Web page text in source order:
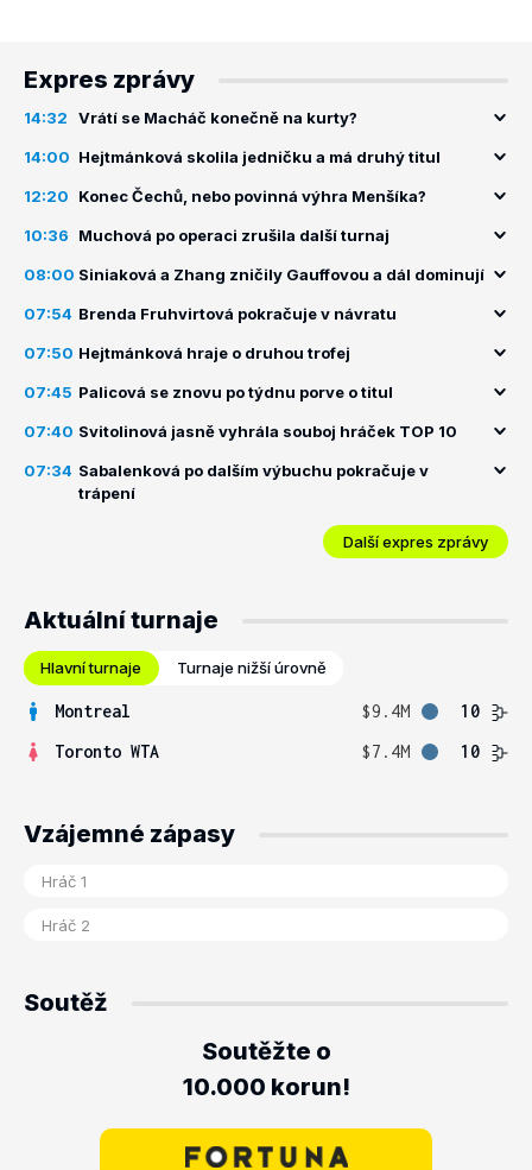
Expres zprávy
14:32 Vrátí se Macháč konečně na kurty?
14:00 Hejtmánková skolila jedničku a má druhý titul
12:20 Konec Čechů, nebo povinná výhra Menšíka?
10:36 Muchová po operaci zrušila další turnaj
08:00 Siniaková a Zhang zničily Gauffovou a dál dominují
07:54 Brenda Fruhvirtová pokračuje v návratu
07:50 Hejtmánková hraje o druhou trofej
07:45 Palicová se znovu po týdnu porve o titul
07:40 Svitolinová jasně vyhrála souboj hráček TOP 10
07:34 Sabalenková po dalším výbuchu pokračuje v
trápení
Další expres zprávy
Aktuální turnaje
Hlavní turnaje Turnaje nižší úrovně
Montreal $9.4M
10
Toronto WTA
$7.4M 10
Vzájemné zápasy
Soutěž
Soutěžte o
10.000 korun!